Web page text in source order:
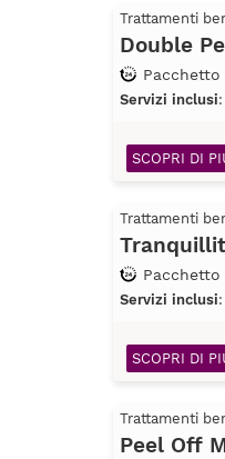
Trattamenti
Double
Pacchetto
Servizi inclusi
SCOPRI DI
Trattamenti
Pacchetto
Servizi inclusi
SCOPRI DI
Trattamenti
Peel Off